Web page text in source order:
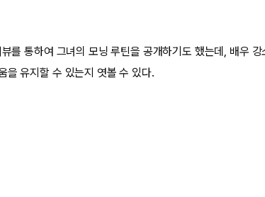
를 통하여 그녀의 모닝 루틴을 공개하기도 했는데, 배우
을 유지할 수 있는지 엿볼 수 있다.